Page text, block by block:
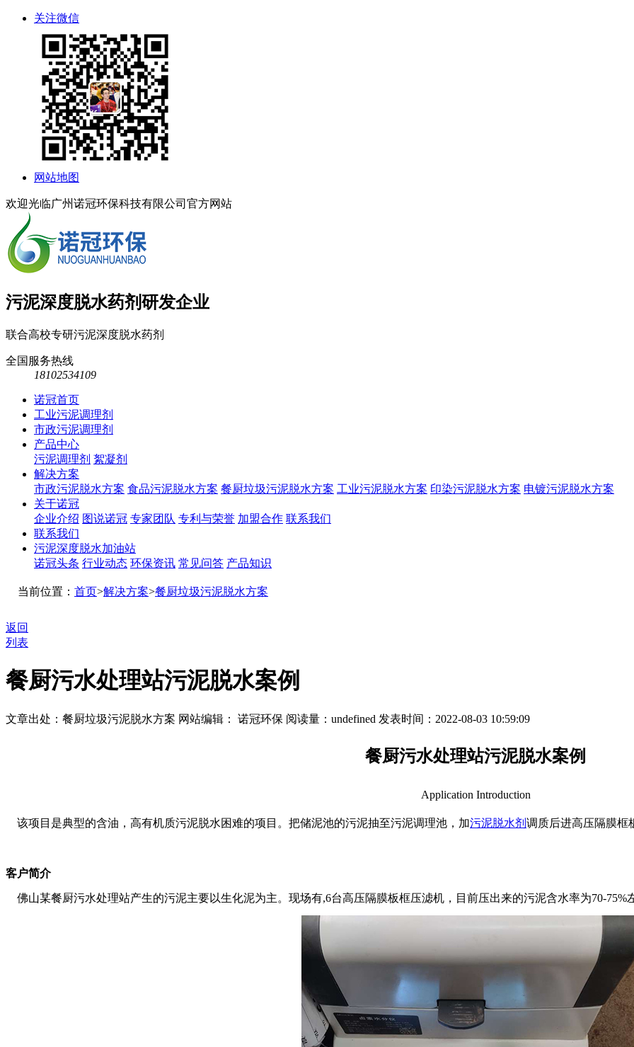
关注微信
网站地图
欢迎光临广州诺冠环保科技有限公司官方网站
污泥深度脱水药剂研发企业
联合高校专研污泥深度脱水药剂
全国服务热线
18102534109
诺冠首页
工业污泥调理剂
市政污泥调理剂
产品中心
污泥调理剂 絮凝剂
解决方案
市政污泥脱水方案 食品污泥脱水方案 餐厨垃圾污泥脱水方案 工业污泥脱水方案 印染污泥脱水方案 电镀污泥脱水方案
关于诺冠
企业介绍 图说诺冠 专家团队 专利与荣誉 加盟合作 联系我们
联系我们
污泥深度脱水加油站
诺冠头条 行业动态 环保资讯 常见问答 产品知识
当前位置： 首页>解决方案>餐厨垃圾污泥脱水方案
返回
列表
餐厨污水处理站污泥脱水案例
文章出处：餐厨垃圾污泥脱水方案 网站编辑： 诺冠环保 阅读量： undefined 发表时间：2022-08-03 10:59:09
餐厨污水处理站污泥脱水案例
Application Introduction
该项目是典型的含油，高有机质污泥脱水困难的项目。把储泥池的污泥抽至污泥调理池，加污泥脱水剂 调质后进高压隔膜框
客户简介
佛山某餐厨污水处理站产生的污泥主要以生化泥为主。现场有,6台高压隔膜板框压滤机，目前压出来的污泥含水率为70-